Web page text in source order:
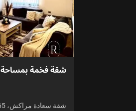
شقة فخمة بمساحة 65 م2